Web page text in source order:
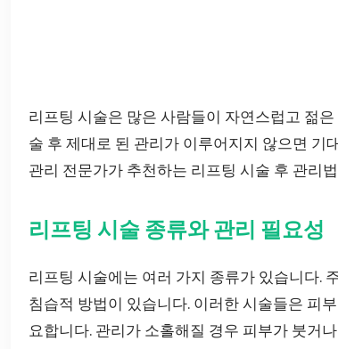
리프팅 시술은 많은 사람들이 자연스럽고 젊
술 후 제대로 된 관리가 이루어지지 않으면 기
관리 전문가가 추천하는 리프팅 시술 후 관리
리프팅 시술 종류와 관리 필요성
리프팅 시술에는 여러 가지 종류가 있습니다.
침습적 방법이 있습니다. 이러한 시술들은 피
요합니다. 관리가 소홀해질 경우 피부가 붓거